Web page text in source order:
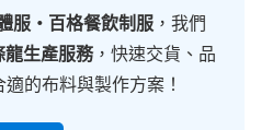
服・百格餐飲制服 ，我們
龍生產服務，快速交貨、品
的布料與製作方案！